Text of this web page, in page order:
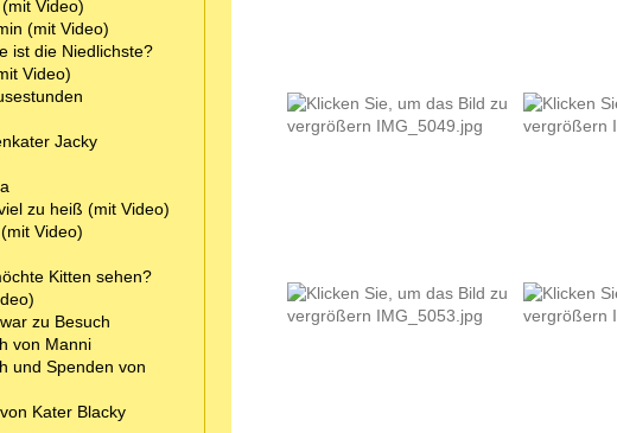
Video)
(mit Video)
ist die Niedlichste?
Video)
Jacky
zu heiß (mit Video)
Video)
Kitten sehen?
zu Besuch
von Manni
und Spenden von
Kater Blacky